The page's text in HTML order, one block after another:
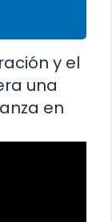
y el
una
en